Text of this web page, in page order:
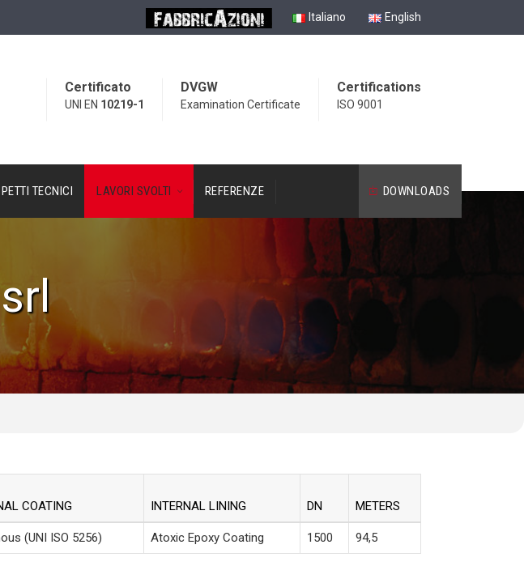
Italiano English
Certifications
ISO 9001
DVGW
Examination Certificate
Certificato
UNI EN 10219-1
TECNICI LAVORI SVOLTI REFERENZE DOWNLOADS
COATING INTERNAL LINING DN METERS
(UNI ISO 5256) Atoxic Epoxy Coating 1500 94,5